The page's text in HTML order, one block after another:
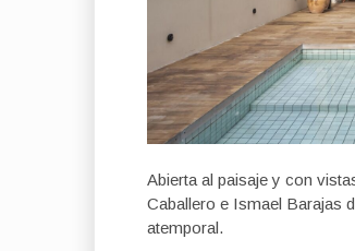
Abierta al paisaje y con
Caballero e Ismael Barajas
atemporal.